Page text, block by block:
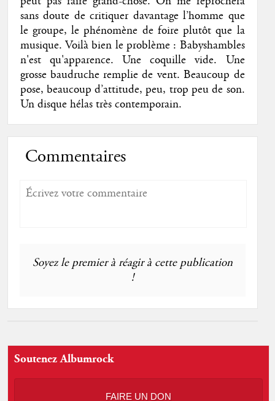
sans doute de critiquer davantage l’homme que
le groupe, le phénomène de foire plutôt que la
musique. Voilà bien le problème : Babyshambles
n'est qu'apparence. Une coquille vide. Une
grosse baudruche remplie de vent. Beaucoup de
pose, beaucoup d’attitude, peu, trop peu de son.
Un disque hélas très contemporain.
Commentaires
Soyez le premier à réagir à cette publication
!
Soutenez Albumrock
FAIRE UN DON